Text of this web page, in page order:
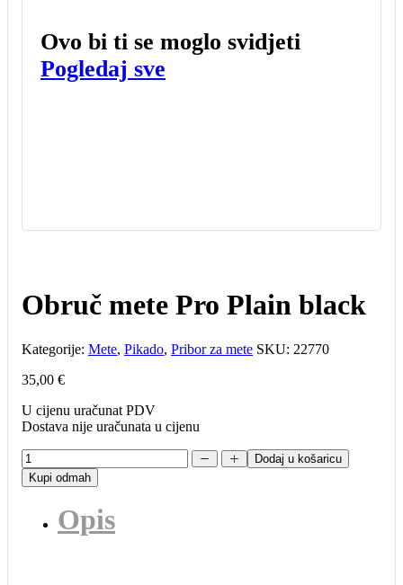
Ovo bi ti se moglo svidjeti
Pogledaj sve
Obruč mete Pro Plain black
Kategorije: Mete, Pikado, Pribor za mete SKU: 22770
35,00 €
U cijenu uračunat PDV
Dostava nije uračunata u cijenu
Dodaj u košaricu
Kupi odmah
Opis